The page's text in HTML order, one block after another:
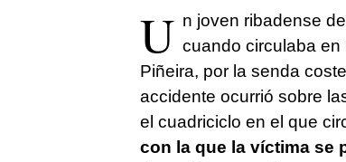
U n joven ribadense
cuando circulaba
Piñeira, por la senda
accidente ocurrió sobre
el cuadriciclo en el que
con la que la víctima se